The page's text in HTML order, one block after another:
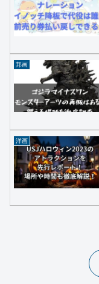
邦画
洋画